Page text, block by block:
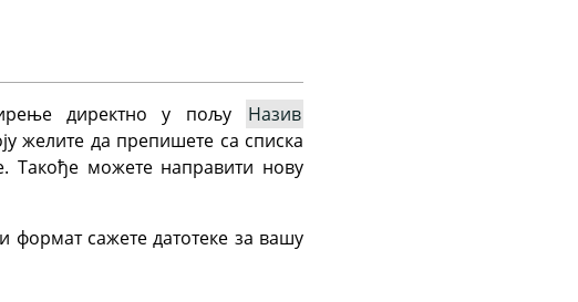
директно у пољу
Назив
желите да препишете са списка
Такође можете направити нову
формат сажете датотеке за вашу